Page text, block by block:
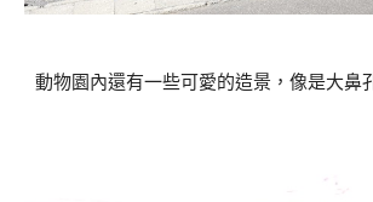
動物園內還有一些可愛的造景，像是大鼻